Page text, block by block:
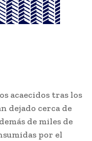
acaecidos tras los
dejado cerca de
de miles de
por el